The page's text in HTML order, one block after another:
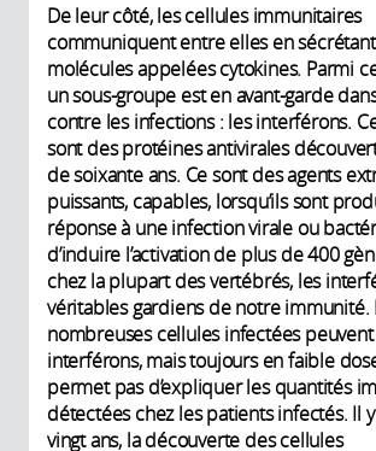
De leur côté, les cellules immunitaires
communiquent entre elles en
molécules appelées cytokines. Parmi
un sous-groupe est en avant-garde
contre les infections : les interférons.
sont des protéines antivirales
de soixante ans. Ce sont des agents
puissants, capables, lorsqu’ils sont
réponse à une infection virale ou
d’induire l’activation de plus de 400
chez la plupart des vertébrés, les
véritables gardiens de notre immunité.
nombreuses cellules infectées
interférons, mais toujours en faible
permet pas d’expliquer les quantités
détectées chez les patients infectés. Il
vingt ans, la découverte des cellules